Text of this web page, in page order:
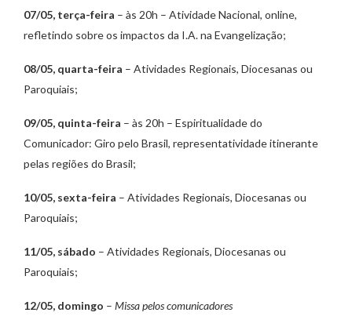
07/05, terça-feira – às 20h – Atividade Nacional, online,
refletindo sobre os impactos da I.A. na Evangelização;
08/05, quarta-feira – Atividades Regionais, Diocesanas ou
Paroquiais;
09/05, quinta-feira – às 20h – Espiritualidade do
Comunicador: Giro pelo Brasil, representatividade itinerante
pelas regiões do Brasil;
10/05, sexta-feira – Atividades Regionais, Diocesanas ou
Paroquiais;
11/05, sábado – Atividades Regionais, Diocesanas ou
Paroquiais;
12/05, domingo – Missa pelos comunicadores